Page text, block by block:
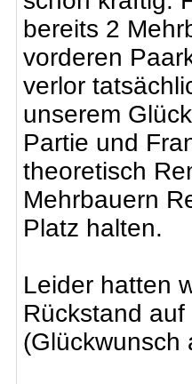
bereits 2
vorderen
verlor
unserem
Partie und
theoretisch
Mehrbauern
Platz halten.
Leider hatten
Rückstand
(Glückwunsch